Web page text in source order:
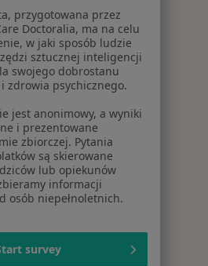
w Gdańsku
w Gdańsku
Gdańsku
w Gdańsku
Najczęście leczone
w Gdańsku
w Gdańsku
Iduna w Gdańsku
przygotowana przez
Doctoralia, ma na celu
w jaki sposób ludzie
sztucznej inteligencji
swojego dobrostanu
zdrowia psychicznego.
jest anonimowy, a wyniki
i prezentowane
zbiorczej. Pytania
są skierowane
lub opiekunów
informacji
osób niepełnoletnich.
survey